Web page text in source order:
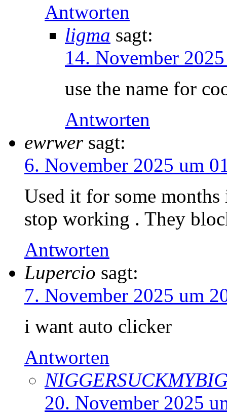
Antworten
ligma sagt:
14. November
use the name for
Antworten
ewrwer sagt:
6. November 2025 um
Used it for some
stop working . They
Antworten
Lupercio sagt:
7. November 2025 um
i want auto clicker
Antworten
20. November 2025